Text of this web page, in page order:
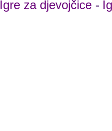
Igre za djevojčice -